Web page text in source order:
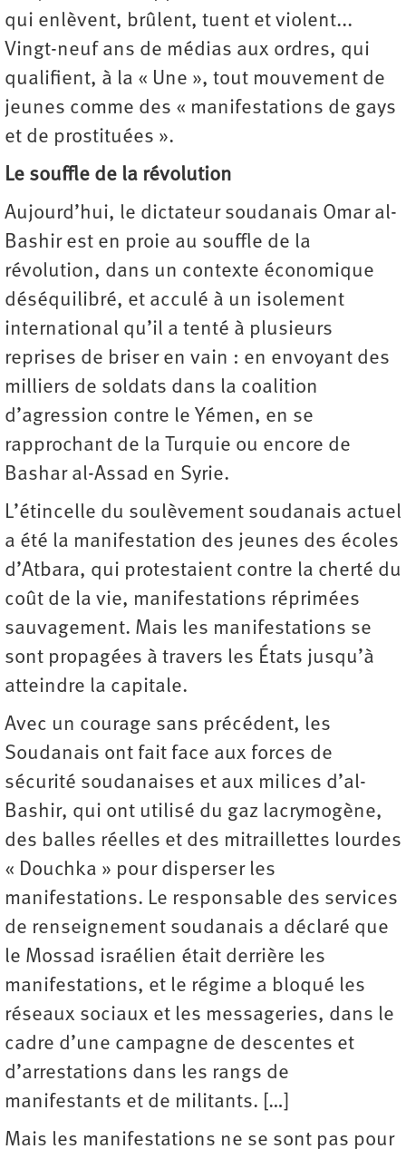
qui enlèvent, brûlent, tuent et violent...
Vingt-neuf ans de médias aux ordres, qui
qualifient, à la « Une », tout mouvement de
jeunes comme des « manifestations de gays
et de prostituées ».
Le souffle de la révolution
Aujourd’hui, le dictateur soudanais Omar al-
Bashir est en proie au souffle de la
révolution, dans un contexte économique
déséquilibré, et acculé à un isolement
international qu’il a tenté à plusieurs
reprises de briser en vain : en envoyant des
milliers de soldats dans la coalition
d’agression contre le Yémen, en se
rapprochant de la Turquie ou encore de
Bashar al-Assad en Syrie.
L’étincelle du soulèvement soudanais actuel
a été la manifestation des jeunes des écoles
d’Atbara, qui protestaient contre la cherté du
coût de la vie, manifestations réprimées
sauvagement. Mais les manifestations se
sont propagées à travers les États jusqu’à
atteindre la capitale.
Avec un courage sans précédent, les
Soudanais ont fait face aux forces de
sécurité soudanaises et aux milices d’al-
Bashir, qui ont utilisé du gaz lacrymogène,
des balles réelles et des mitraillettes lourdes
« Douchka » pour disperser les
manifestations. Le responsable des services
de renseignement soudanais a déclaré que
le Mossad israélien était derrière les
manifestations, et le régime a bloqué les
réseaux sociaux et les messageries, dans le
cadre d’une campagne de descentes et
d’arrestations dans les rangs de
manifestants et de militants. […]
Mais les manifestations ne se sont pas pour